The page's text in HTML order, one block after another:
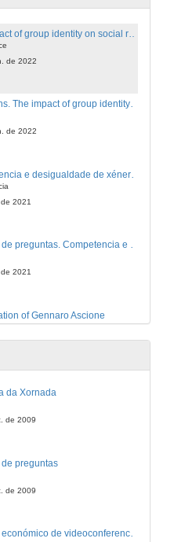
de 2022
Questions. The impact of group identity on social responsibility and welfare in experimental markets
de 2022
2021
Quenda de preguntas. Competencia e desigualdade de xénero: unha análise integral de efectos e mecanismos
2021
of Gennaro Ascione
de 2021
de Carlos Hervés
da Xornada
de 2009
preguntas
de 2009
Sistema económico de videoconferencia intercampus para a impartición de leccións no Mestrado Interuniversitario de Fotónica e Tecnoloxías do Láser